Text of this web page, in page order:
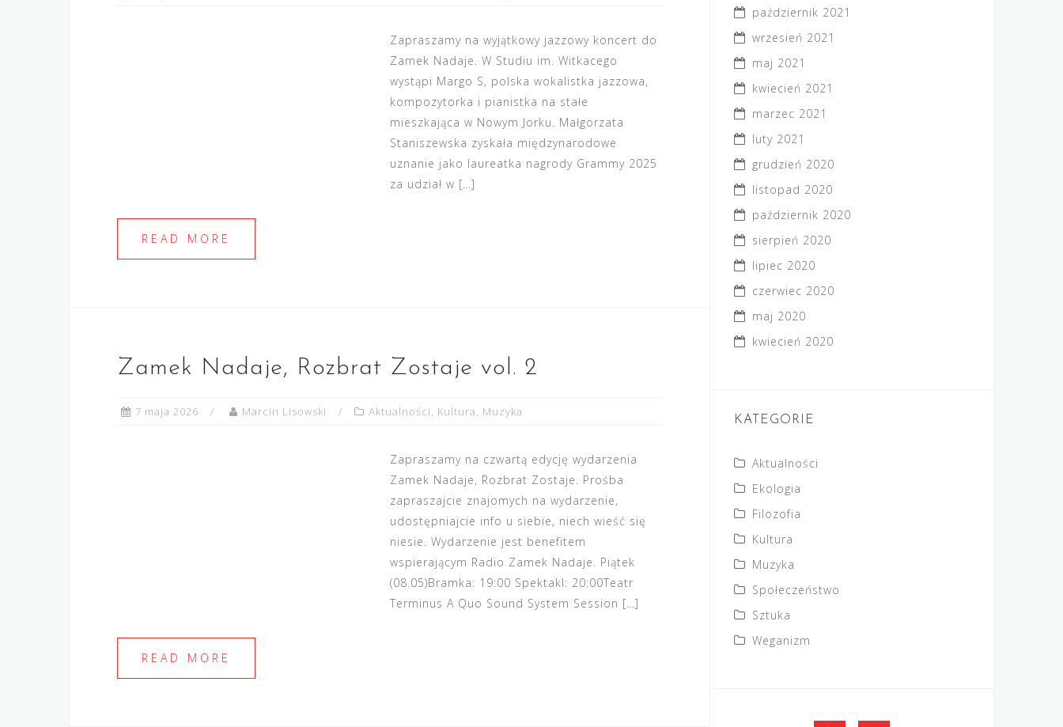
Zapraszamy na wyjątkowy jazzowy koncert do
Zamek Nadaje. W Studiu im. Witkacego
wystąpi Margo S, polska wokalistka jazzowa,
kompozytorka i pianistka na stałe
mieszkająca w Nowym Jorku. Małgorzata
Staniszewska zyskała międzynarodowe
uznanie jako laureatka nagrody Grammy 2025
za udział w […]
READ MORE
Zamek Nadaje, Rozbrat Zostaje vol. 2
7 maja 2026 Marcin Lisowski Aktualności, Kultura, Muzyka
Zapraszamy na czwartą edycję wydarzenia
Zamek Nadaje, Rozbrat Zostaje. Prośba
zapraszajcie znajomych na wydarzenie,
udostępniajcie info u siebie, niech wieść się
niesie. Wydarzenie jest benefitem
wspierającym Radio Zamek Nadaje. Piątek
(08.05)Bramka: 19:00 Spektakl: 20:00Teatr
Terminus A Quo Sound System Session […]
READ MORE
październik 2021
wrzesień 2021
maj 2021
kwiecień 2021
marzec 2021
luty 2021
grudzień 2020
listopad 2020
październik 2020
sierpień 2020
lipiec 2020
czerwiec 2020
maj 2020
kwiecień 2020
KATEGORIE
Aktualności
Ekologia
Filozofia
Kultura
Muzyka
Społeczeństwo
Sztuka
Weganizm